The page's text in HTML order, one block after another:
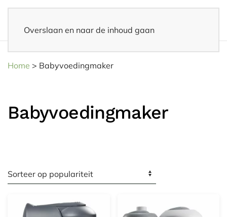
Overslaan en naar de inhoud gaan
Home > Babyvoedingmaker
Babyvoedingmaker